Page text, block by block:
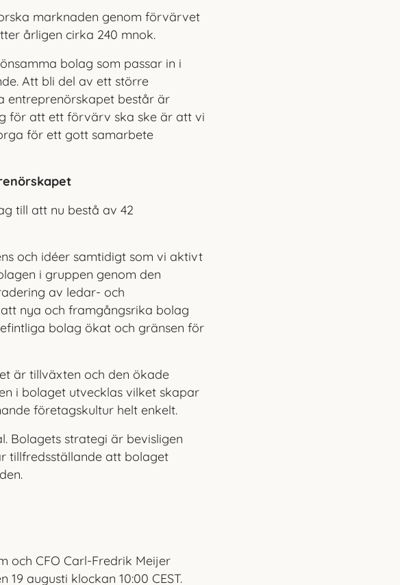
marknaden genom förvärvet
årligen cirka 240 mnok.
ma bolag som passar in i
Att bli del av ett större
entreprenörskapet består är
för att ett förvärv ska ske är att vi
för ett gott samarbete
till att nu bestå av 42
och idéer samtidigt som vi aktivt
i gruppen genom den
av ledar- och
nya och framgångsrika bolag
bolag ökat och gränsen för
är tillväxten och den ökade
i bolaget utvecklas vilket skapar
företagskultur helt enkelt.
Bolagets strategi är bevisligen
tillfredsställande att bolaget
och CFO Carl-Fredrik Meijer
augusti klockan 10:00 CEST.